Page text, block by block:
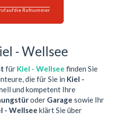
auf die Rufnummer
- Wellsee
für Kiel - Wellsee finden Sie
die für Sie in Kiel -
und kompetent Ihre
oder Garage sowie Ihr
- Wellsee klärt Sie über